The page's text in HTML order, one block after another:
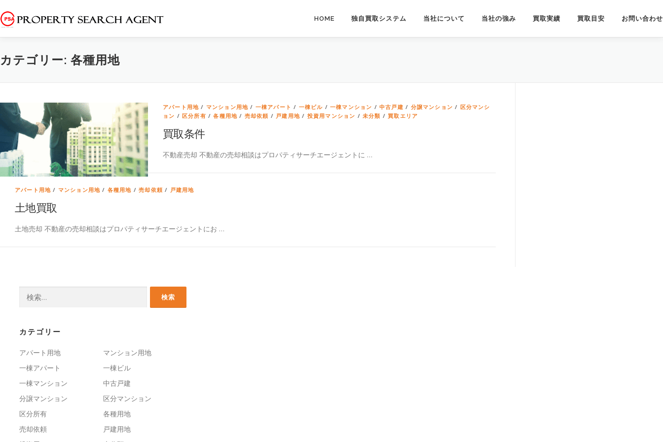
ン
テ
ン
へ
プ
HOME 独自買取システム 当社について 当社の強み 買取実績 買取目安 お問い合わせ
カテゴリー: 各種用地
アパート用地 / マンション用地 / 一棟アパート / 一棟ビル /一棟マンション /中古戸建 / 分譲マンション / 区分マンシ
ョン /区分所有 /各種用地 / 売却依頼 / 戸建用地 / 投資用マンション / 未分類 / 買取エリア
買取条件
不動産売却 不動産の売却相談はプロパティサーチエージェントに …
アパート用地 / マンション用地 / 各種用地 /売却依頼 / 戸建用地
土地買取
土地売却 不動産の売却相談はプロパティサーチエージェントにお …
カテゴリー
アパート用地
マンション用地
一棟アパート
一棟ビル
一棟マンション
中古戸建
分譲マンション
区分マンション
区分所有
各種用地
売却依頼
戸建用地